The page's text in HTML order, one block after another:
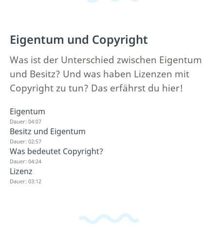
Eigentum und Copyright
Was ist der Unterschied zwischen Eigentum
und Besitz? Und was haben Lizenzen mit
Copyright zu tun? Das erfährst du hier!
Eigentum
Dauer: 04:07
Besitz und Eigentum
Dauer: 02:57
Was bedeutet Copyright?
Dauer: 04:24
Lizenz
Dauer: 03:12